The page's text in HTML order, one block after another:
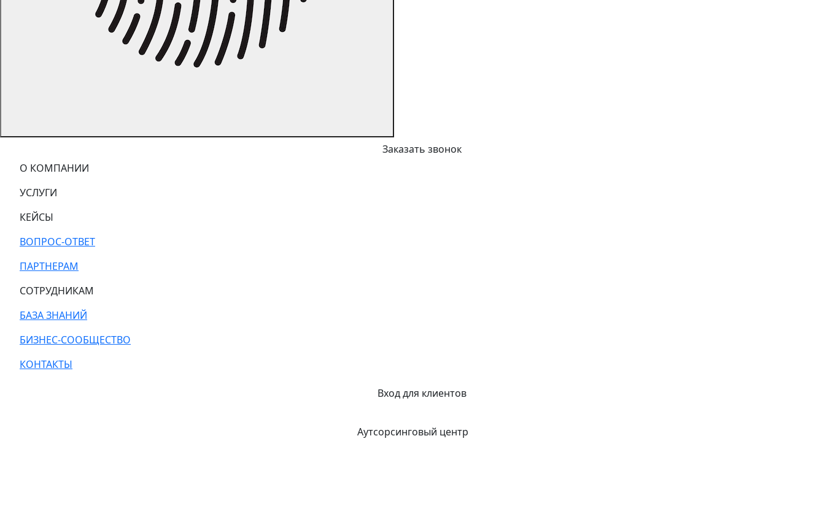
Заказать звонок
О КОМПАНИИ
УСЛУГИ
КЕЙСЫ
ВОПРОС-ОТВЕТ
ПАРТНЕРАМ
СОТРУДНИКАМ
БАЗА ЗНАНИЙ
БИЗНЕС-СООБЩЕСТВО
КОНТАКТЫ
Вход для клиентов
Аутсорсинговый центр